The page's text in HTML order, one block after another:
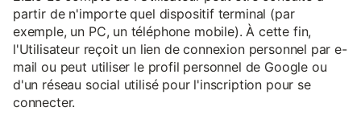
partir de n'importe quel dispositif terminal (par
exemple, un PC, un téléphone mobile). À cette fin,
l'Utilisateur reçoit un lien de connexion personnel par e-
mail ou peut utiliser le profil personnel de Google ou
d'un réseau social utilisé pour l'inscription pour se
connecter.